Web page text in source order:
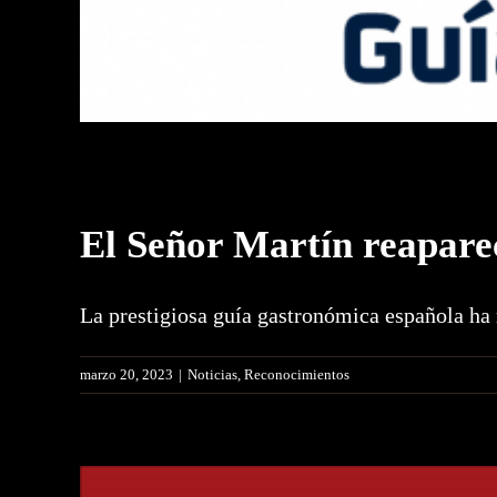
El Señor Martín
La prestigiosa guía gastronómica española
marzo 20, 2023 | Noticias Reconocimientos